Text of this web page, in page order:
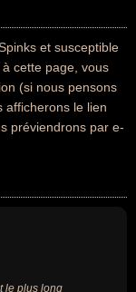
et susceptible
cette page, vous
(si nous pensons
afficherons le lien
préviendrons par e-
le plus long